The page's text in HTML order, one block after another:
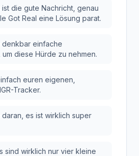
die gute Nachricht, genau
Got Real eine Lösung parat.
einfache
um diese Hürde zu nehmen.
euren eigenen,
Tracker.
es ist wirklich super
sind wirklich nur vier kleine